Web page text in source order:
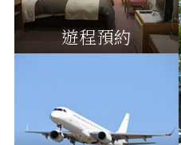
遊程預約